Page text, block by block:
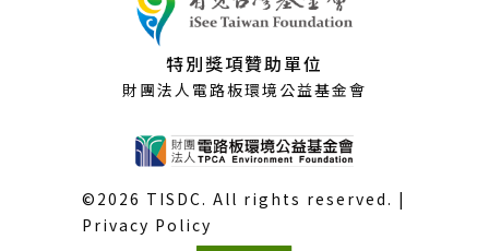
特別獎項贊助單位
財團法人電路板環境公益基金會
©2026 TISDC. All rights reserved. |
Privacy Policy